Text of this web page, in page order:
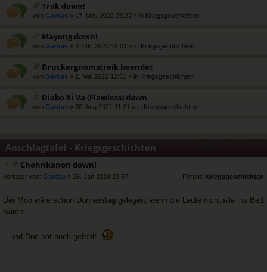
ng
at
ng
Trak down!
von Gardas » 17. Nov 2022 23:22 » in Kriegsgeschichten
at
ng
Mayong down!
von Gardas » 3. Okt 2022 18:01 » in Kriegsgeschichten
at
ng
Druckergnomstreik beendet
von Gardas » 2. Mai 2022 12:51 » in Kriegsgeschichten
at
Diabo Xi Va (Flawless) down
von Gardas » 30. Aug 2021 11:21 » in Kriegsgeschichten
Anschlagtafel - Kriegsgeschichten
rs
e
r
u
el
at
n
h
g
Chohnkanon down!
Verfasst von: Gardas » 28. Jan 2024 23:57 Forum: Kriegsgeschichten
Der Mob wäre schon Donnerstag gelegen, wenn die Leute nicht alle ins Bett
wären...
.. und Duri hat auch gefehlt.